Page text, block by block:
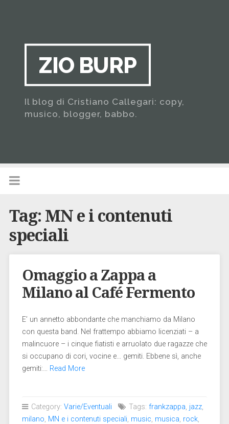
ZIO BURP
Il blog di Cristiano Callegari: copy,
musico, blogger, babbo.
Tag: MN e i contenuti
speciali
Omaggio a Zappa a
Milano al Café Fermento
E’ un annetto abbondante che manchiamo da Milano
con questa band. Nel frattempo abbiamo licenziati – a
malincuore – i cinque fiatisti e arruolato due ragazze che
si occupano di cori, vocine e… gemiti. Ebbene sì, anche
gemiti:… Read More
Category: Varie/Eventuali Tags: frankzappa, jazz,
milano, MN e i contenuti speciali, music, musica, rock,